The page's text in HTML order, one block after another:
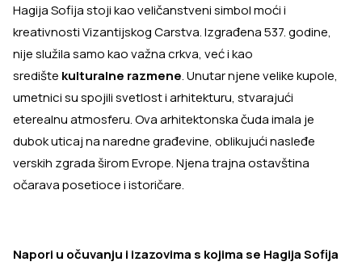
Hagija Sofija stoji kao veličanstveni simbol moći i
kreativnosti Vizantijskog Carstva. Izgrađena 537. godine,
nije služila samo kao važna crkva, već i kao
središte kulturalne razmene. Unutar njene velike kupole,
umetnici su spojili svetlost i arhitekturu, stvarajući
eterealnu atmosferu. Ova arhitektonska čuda imala je
dubok uticaj na naredne građevine, oblikujući nasleđe
verskih zgrada širom Evrope. Njena trajna ostavština
očarava posetioce i istoričare.
Napori u očuvanju i izazovima s kojima se Hagija Sofija